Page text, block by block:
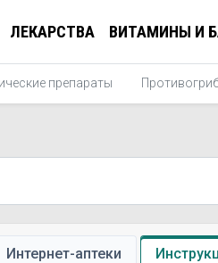
ЛЕКАРСТВА ВИТАМИНЫ И
препараты
Интернет-аптеки